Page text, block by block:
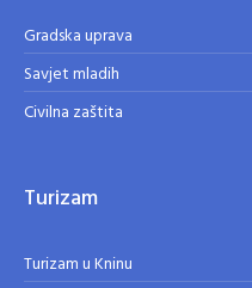
Gradska uprava
Savjet mladih
Civilna zaštita
Turizam
Turizam u Kninu